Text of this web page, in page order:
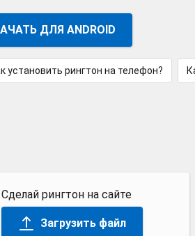
ДЛЯ ANDROID
установить рингтон на телефон?
Сделай рингтон на сайте
Загрузить файл